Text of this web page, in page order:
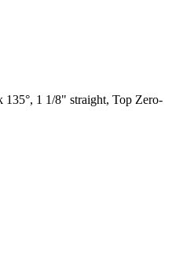
1 1/8" straight, Top Zero-